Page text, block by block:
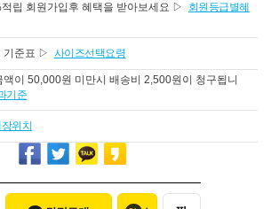
립 회원가입후 혜택을 받아보세요 ▷
회원등급별혜
기준표 ▷ 사이즈선택요령
이 50,000원 미만시 배송비 2,500원이 청구됩니
기준
위치